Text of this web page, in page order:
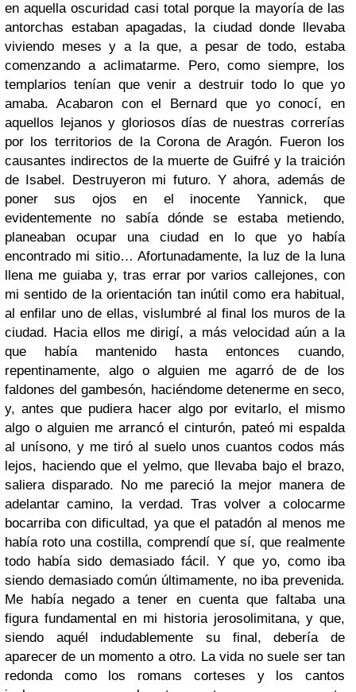
en aquella oscuridad casi total porque la mayoría de las
antorchas estaban apagadas, la ciudad donde llevaba
viviendo meses y a la que, a pesar de todo, estaba
comenzando a aclimatarme. Pero, como siempre, los
templarios tenían que venir a destruir todo lo que yo
amaba. Acabaron con el Bernard que yo conocí, en
aquellos lejanos y gloriosos días de nuestras correrías
por los territorios de la Corona de Aragón. Fueron los
causantes indirectos de la muerte de Guifré y la traición
de Isabel. Destruyeron mi futuro. Y ahora, además de
poner sus ojos en el inocente Yannick, que
evidentemente no sabía dónde se estaba metiendo,
planeaban ocupar una ciudad en lo que yo había
encontrado mi sitio… Afortunadamente, la luz de la luna
llena me guiaba y, tras errar por varios callejones, con
mi sentido de la orientación tan inútil como era habitual,
al enfilar uno de ellas, vislumbré al final los muros de la
ciudad. Hacia ellos me dirigí, a más velocidad aún a la
que había mantenido hasta entonces cuando,
repentinamente, algo o alguien me agarró de de los
faldones del gambesón, haciéndome detenerme en seco,
y, antes que pudiera hacer algo por evitarlo, el mismo
algo o alguien me arrancó el cinturón, pateó mi espalda
al unísono, y me tiró al suelo unos cuantos codos más
lejos, haciendo que el yelmo, que llevaba bajo el brazo,
saliera disparado. No me pareció la mejor manera de
adelantar camino, la verdad. Tras volver a colocarme
bocarriba con dificultad, ya que el patadón al menos me
había roto una costilla, comprendí que sí, que realmente
todo había sido demasiado fácil. Y que yo, como iba
siendo demasiado común últimamente, no iba prevenida.
Me había negado a tener en cuenta que faltaba una
figura fundamental en mi historia jerosolimitana, y que,
siendo aquél indudablemente su final, debería de
aparecer de un momento a otro. La vida no suele ser tan
redonda como los romans corteses y los cantos